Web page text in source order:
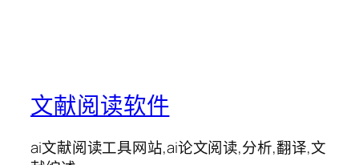
文献阅读软件
ai文献阅读工具网站,ai论文阅读,分析,翻译,文